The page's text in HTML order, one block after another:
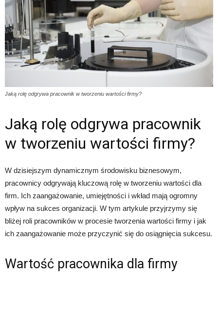
Jaką rolę odgrywa pracownik w tworzeniu wartości firmy?
Jaką rolę odgrywa pracownik
w tworzeniu wartości firmy?
W dzisiejszym dynamicznym środowisku biznesowym,
pracownicy odgrywają kluczową rolę w tworzeniu wartości dla
firm. Ich zaangażowanie, umiejętności i wkład mają ogromny
wpływ na sukces organizacji. W tym artykule przyjrzymy się
bliżej roli pracowników w procesie tworzenia wartości firmy i jak
ich zaangażowanie może przyczynić się do osiągnięcia sukcesu.
Wartość pracownika dla firmy